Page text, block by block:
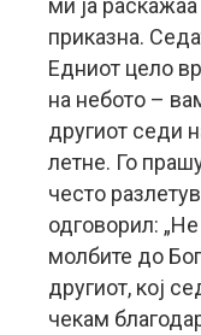
ми ја
приказна.
Едниот цело
на небото –
другиот седи
летне. Го
често
одговорил:
молбите до
другиот, кој
чекам